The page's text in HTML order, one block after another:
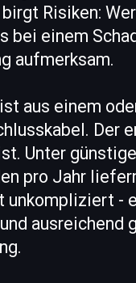
Risiken:
bei einem
aufmerksam.
aus einem
Der
Unter
pro Jahr
unkompliziert -
ausreichend